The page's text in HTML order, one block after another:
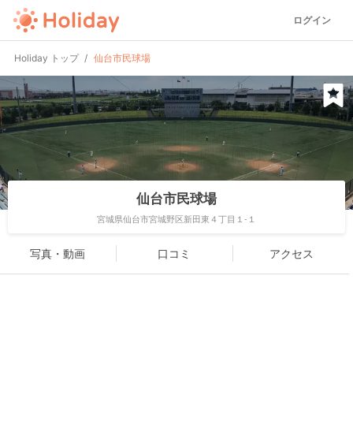
ログイン
Holiday トップ 仙台市民球場
仙台市民球場
宮城県仙台市宮城野区新田東４丁目１-１
写真・動画 口コミ アクセス